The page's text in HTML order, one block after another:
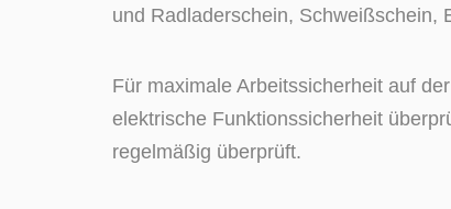
und Radladerschein, Schweißschein,
Für maximale Arbeitssicherheit auf
elektrische Funktionssicherheit
regelmäßig überprüft.